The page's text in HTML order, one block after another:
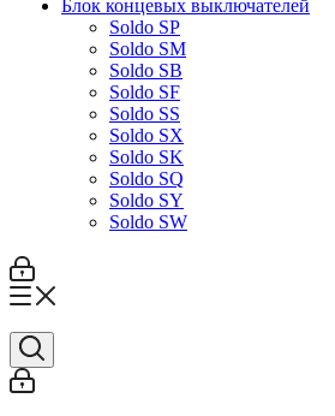
Блок концевых выключателей
Soldo SP
Soldo SM
Soldo SB
Soldo SF
Soldo SS
Soldo SX
Soldo SK
Soldo SQ
Soldo SY
Soldo SW